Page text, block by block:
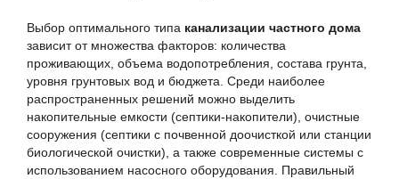
Выбор оптимального типа канализации частного дома
зависит от множества факторов: количества
проживающих, объема водопотребления, состава грунта,
уровня грунтовых вод и бюджета. Среди наиболее
распространенных решений можно выделить
накопительные емкости (септики-накопители), очистные
сооружения (септики с почвенной доочисткой или станции
биологической очистки), а также современные системы с
использованием насосного оборудования. Правильный